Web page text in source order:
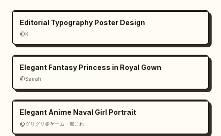
Editorial Typography Poster Design
@K
Elegant Fantasy Princess in Royal Gown
@Sairah
Elegant Anime Naval Girl Portrait
@グリグリ＠ゲーム・艦これ